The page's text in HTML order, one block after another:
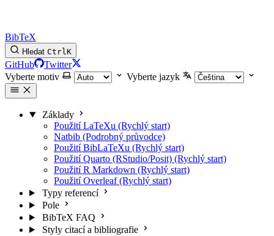
BibTeX
Hledat CtrlK
GitHub
Twitter
Vyberte motiv
Vyberte jazyk
Základy
Použití LaTeXu (Rychlý start)
Natbib (Podrobný průvodce)
Použití BibLaTeXu (Rychlý start)
Použití Quarto (RStudio/Posit) (Rychlý start)
Použití R Markdown (Rychlý start)
Použití Overleaf (Rychlý start)
Typy referencí
Pole
BibTeX FAQ
Styly citací a bibliografie